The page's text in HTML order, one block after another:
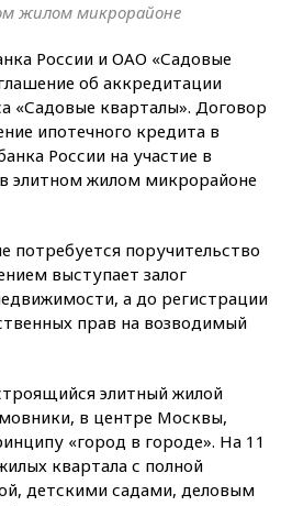
жилом микрорайоне
России и ОАО «Садовые
об аккредитации
«Садовые кварталы». Договор
ипотечного кредита в
России на участие в
элитном жилом микрорайоне
потребуется поручительство
выступает залог
а до регистрации
прав на возводимый
элитный жилой
в центре Москвы,
«город в городе». На 11
квартала с полной
детскими садами, деловым